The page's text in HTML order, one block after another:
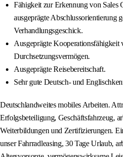
Fähigkeit zur Erkennung von Sales
ausgeprägte Abschlussorientierung
Verhandlungsgeschick.
Ausgeprägte Kooperationsfähigkeit
Durchsetzungsvermögen.
Ausgeprägte Reisebereitschaft.
Sehr gute Deutsch- und
Deutschlandweites mobiles Arbeiten.
Erfolgsbeteiligung, Geschäftsfahrzeug,
Weiterbildungen und Zertifizierungen.
unser Fahrradleasing, 30 Tage Urlaub,